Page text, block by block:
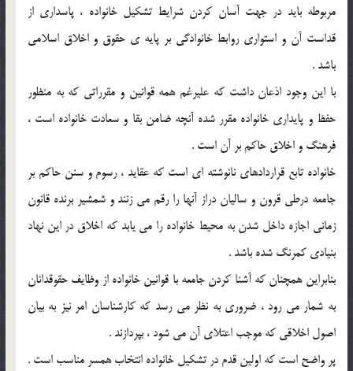
مربوطه بايد در جهت آسان کردن شرايط تشکيل خانواده ، پاسداري از
قداست آن و استواري روابط خانوادگي بر پايه ي حقوق و اخلاق اسلامي
باشد .
با اين وجود اذعان داشت که عليرغم همه قوانين و مقرراتي که به منظور
حفظ و پايداري خانواده مقرر شده آنچه ضامن بقا و سعادت خانواده است ،
فرهنگ و اخلاق حاکم بر آن است .
خانواده تابع قراردادهاي نانوشته اي است که عقايد ، رسوم و سنن حاکم بر
جامعه درطي قرون و ساليان دراز آنها را رقم مي زنند و شمشير برنده قانون
زماني اجازه داخل شدن به محيط خانواده را مي يابد که اخلاق در اين نهاد
بنيادي کمرنگ شده باشد .
بنابراين همچنان که آشنا کردن جامعه با قوانين خانواده از وظايف حقوقدانان
به شمار مي رود ، ضروري به نظر مي رسد که کارشناسان امر نيز به بيان
اصول اخلاقي که موجب اعتلاي آن مي شود ، بپردازند .
پر واضح است که اولين قدم در تشکيل خانواده انتخاب همسر مناسب است .